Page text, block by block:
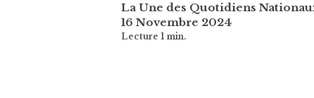
La Une des Quotidiens
16 Novembre 2024